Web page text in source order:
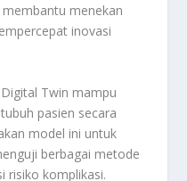
menekan
inovasi
Twin mampu
pasien secara
model ini untuk
berbagai metode
risiko komplikasi.